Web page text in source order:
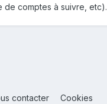
de comptes à suivre, etc).
contacter Cookies